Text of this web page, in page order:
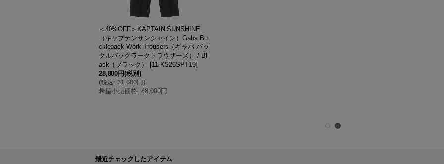
＜40%OFF＞KAPTAIN SUNSHINE
（キャプテンサンシャイン）Gaba.Bu
ckleback Work Trousers（ギャバ バッ
クルバックワークトラウザーズ） / Bl
ack（ブラック）
11-KS26SPT19]
28,800円(税別)
税込: 31,680円)
希望小売価格: 48,000円
最近チェックしたアイテム